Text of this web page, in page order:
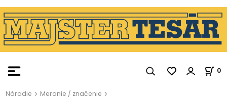
0
Náradie Meranie / značenie